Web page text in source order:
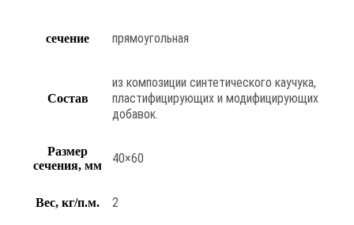
сечение прямоугольная
Состав
из композиции синтетического каучука,
пластифицирующих и модифицирующих
добавок.
Размер
сечения, мм
40×60
Вес, кг/п.м. 2